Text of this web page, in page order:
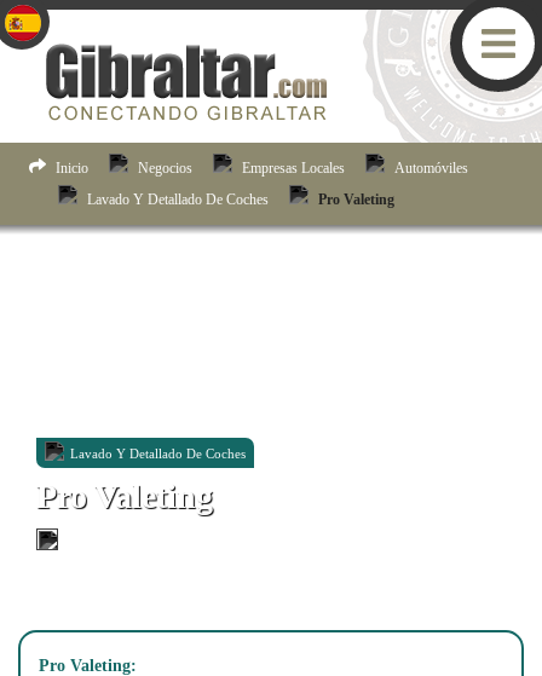
Inicio Negocios Empresas Locales
Automóviles
Lavado Y Detallado De Coches
Pro Valeting
Lavado Y Detallado De Coches
Pro Valeting
Pro Valeting: